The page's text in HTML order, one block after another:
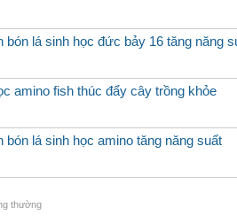
bón lá sinh học đức bảy 16 tăng năng
amino fish thúc đẩy cây trồng khỏe
bón lá sinh học amino tăng năng suất
thường